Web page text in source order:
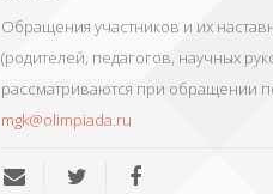
Обращения участников и их
(родителей, педагогов, научных
рассматриваются при обращении
mgk@olimpiada.ru